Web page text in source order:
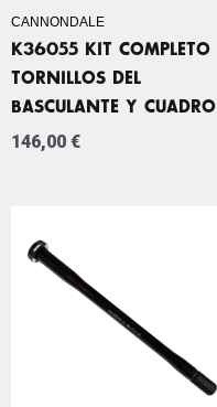
CANNONDALE
K36055 KIT COMPLETO
TORNILLOS DEL
BASCULANTE Y CUADRO
146,00 €